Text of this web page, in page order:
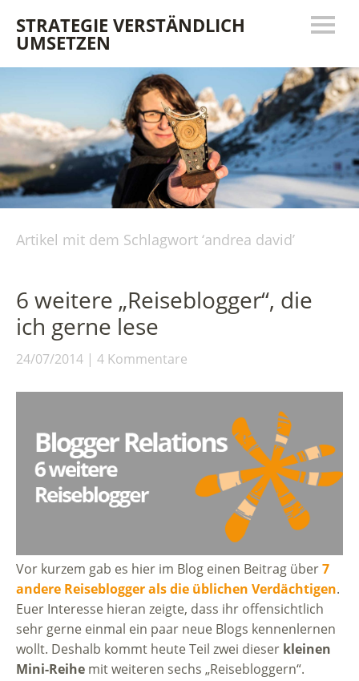
STRATEGIE VERSTÄNDLICH
UMSETZEN
Artikel mit dem Schlagwort ‘andrea david’
6 weitere „Reiseblogger“, die
ich gerne lese
24/07/2014 4 Kommentare
Vor kurzem gab es hier im Blog einen Beitrag über7
andere Reiseblogger als die üblichen Verdächtigen.
Euer Interesse hieran zeigte, dass ihr offensichtlich
sehr gerne einmal ein paar neue Blogs kennenlernen
wollt. Deshalb kommt heute Teil zwei dieser kleinen
Mini-Reihe mit weiteren sechs „Reisebloggern“.